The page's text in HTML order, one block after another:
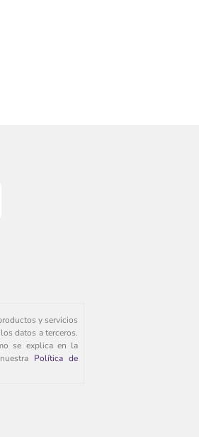
y servicios
datos a terceros.
se explica en la
Política de